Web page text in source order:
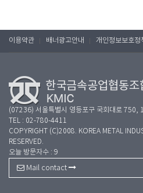
이용약관 배너광고안내 개인정보보호정
(07236) 서울특별시 영등포구 국회대로 750,
TEL : 02-780-4411
COPYRIGHT (C)2008. KOREA METAL
RESERVED.
오늘 방문자수 : 9
Mail contact